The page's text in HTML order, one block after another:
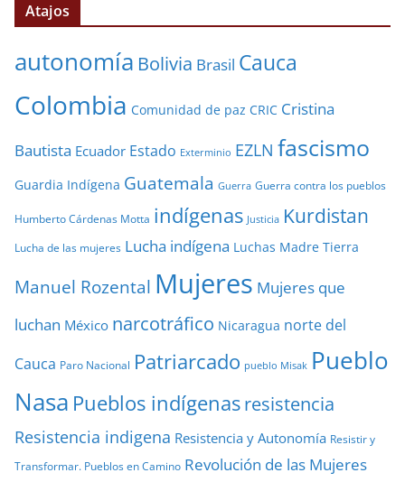
Atajos
autonomía Bolivia Brasil Cauca
Colombia Comunidad de paz CRIC Cristina
Bautista Ecuador Estado Exterminio EZLN fascismo
Guardia Indígena Guatemala Guerra Guerra contra los pueblos
Humberto Cárdenas Motta indígenas Justicia Kurdistan
Lucha de las mujeres Lucha indígena Luchas Madre Tierra
Manuel Rozental Mujeres Mujeres que
luchan México narcotráfico Nicaragua norte del
Cauca Paro Nacional Patriarcado pueblo Misak Pueblo
Nasa Pueblos indígenasresistencia
Resistencia indigena Resistencia y Autonomía Resistir y
Transformar. Pueblos en Camino Revolución de las Mujeres